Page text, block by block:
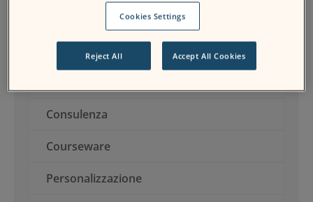
Consulenza
Courseware
Personalizzazione
Cookies Settings
Reject All Accept All Cookies